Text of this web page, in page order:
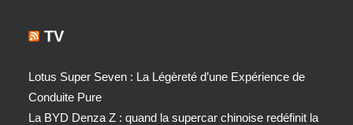
TV
Lotus Super Seven : La Légèreté d’une Expérience de
Conduite Pure
La BYD Denza Z : quand la supercar chinoise redéfinit la